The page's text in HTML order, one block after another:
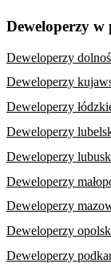
Deweloperzy
Deweloperzy
Deweloperzy
Deweloperzy
Deweloperzy
Deweloperzy
Deweloperzy
Deweloperzy
Deweloperzy
Deweloperzy